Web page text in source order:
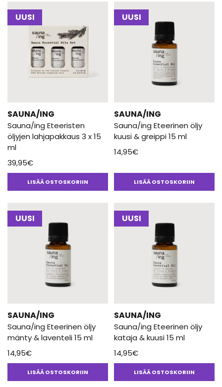
UUSI
SAUNA/ING
Sauna/ing Eteeristen
öljyjen lahjapakkaus 3 x 15
ml
39,95€
LISÄÄ OSTOSKORIIN
UUSI
SAUNA/ING
Sauna/ing Eteerinen öljy
kuusi & greippi 15 ml
14,95€
LISÄÄ OSTOSKORIIN
UUSI
SAUNA/ING
Sauna/ing Eteerinen öljy
mänty & laventeli 15 ml
14,95€
LISÄÄ OSTOSKORIIN
UUSI
SAUNA/ING
Sauna/ing Eteerinen öljy
kataja & kuusi 15 ml
14,95€
LISÄÄ OSTOSKORIIN